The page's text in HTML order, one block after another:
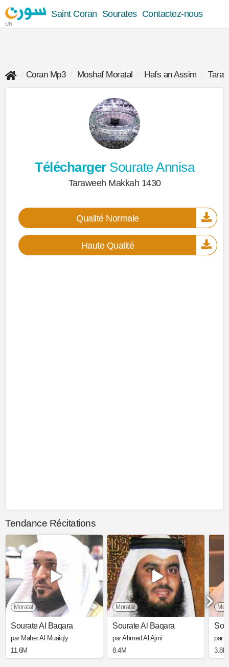
UN
Saint Coran Sourates Contactez-nous
Coran Mp3 Moshaf Moratal Hafs an Assim
TéléchargerSourate Annisa
Taraweeh Makkah 1430
Qualité Normale
Haute Qualité
Tendance Récitations
Moratal
Sourate Al Baqara
par Maher Al Muaiqly
11.6M
Moratal
Sourate Al Baqara
par Ahmed Al Ajmi
8.4M
par
3.8M